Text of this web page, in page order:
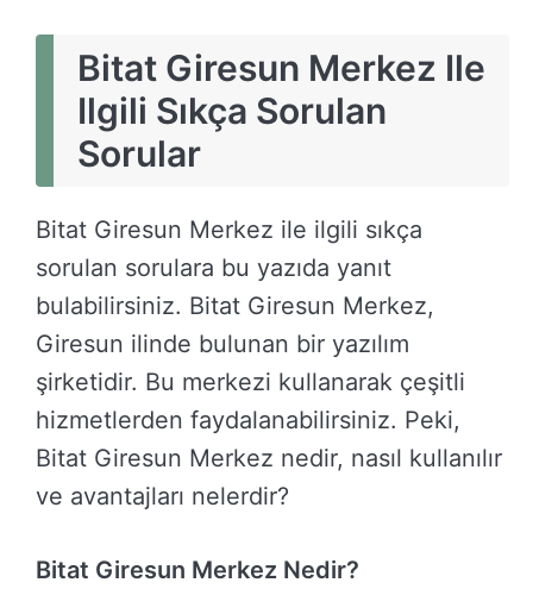
Bitat Giresun Merkez Ile
Ilgili Sıkça Sorulan
Sorular
Bitat Giresun Merkez ile ilgili sıkça
sorulan sorulara bu yazıda yanıt
bulabilirsiniz. Bitat Giresun Merkez,
Giresun ilinde bulunan bir yazılım
şirketidir. Bu merkezi kullanarak çeşitli
hizmetlerden faydalanabilirsiniz. Peki,
Bitat Giresun Merkez nedir, nasıl kullanılır
ve avantajları nelerdir?
Bitat Giresun Merkez Nedir?